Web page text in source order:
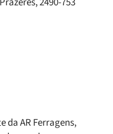
da AR Ferragens,